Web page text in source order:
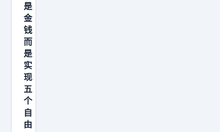
均
一
年
后
会
涨
多
少
？
是
金
钱
而
是
实
现
五
个
自
由